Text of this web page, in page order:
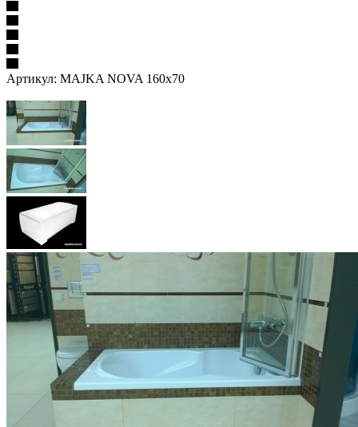
Артикул: MAJKA NOVA 160x70